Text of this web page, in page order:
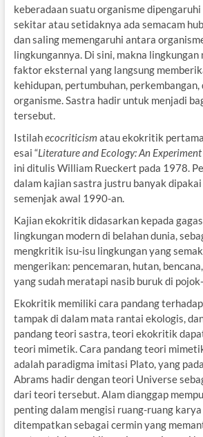
keberadaan suatu organisme
sekitar atau setidaknya ada semacam
dan saling memengaruhi antara
lingkungannya. Di sini, makna lingkungan
faktor eksternal yang langsung
kehidupan, pertumbuhan,
organisme. Sastra hadir untuk menjadi
tersebut.
Istilahecocriticism atau ekokritik
esai “Literature and Ecology: An
ini ditulis William Rueckert pada 1978.
dalam kajian sastra justru banyak
semenjak awal 1990-an.
Kajian ekokritik didasarkan kepada
lingkungan modern di belahan dunia,
mengkritik isu-isu lingkungan yang
mengerikan: pencemaran, hutan,
yang sudah meratapi nasib buruk di
Ekokritik memiliki cara pandang
tampak di dalam mata rantai ekologis,
pandang teori sastra, teori ekokritik
teori mimetik. Cara pandang teori
adalah paradigma imitasi Plato, yang
Abrams hadir dengan teori Universe
dari teori tersebut. Alam dianggap
penting dalam mengisi ruang-ruang
ditempatkan sebagai cermin yang